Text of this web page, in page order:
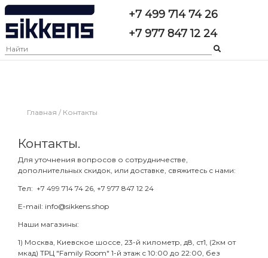
+7 499 714 74 26
+7 977 847 12 24
Главная / Контакты
Контакты.
Для уточнения вопросов о сотрудничестве,
дополнительных скидок, или доставке, свяжитесь с нами:
Тел: +7 499 714 74 26, +7 977 847 12 24
E-mail: info@sikkens.shop
Наши магазины:
1) Москва, Киевское шоссе, 23-й километр, д8, ст1, (2км от
мкад) ТРЦ "Family Room" 1-й этаж с 10:00 до 22:00, без